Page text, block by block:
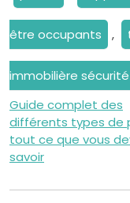
être occupants ,
immobilière
de
l’article
Guide complet des
différents types de
tout ce que vous
savoir